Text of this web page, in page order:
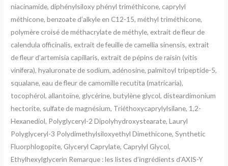
niacinamide, diphénylsiloxy phényl triméthicone, caprylyl
méthicone, benzoate d’alkyle en C12-15, méthyl triméthicone,
polymère croisé de méthacrylate de méthyle, extrait de fleur de
calendula officinalis, extrait de feuille de camellia sinensis, extrait
de fleur d’artemisia capillaris, extrait de pépins de raisin (vitis
vinifera), hyaluronate de sodium, adénosine, palmitoyl tripeptide-5,
squalane, eau de fleur de camomille recutita (matricaria),
tocophérol, allantoïne, glycérine, butylène glycol, disteardimonium
hectorite, sulfate de magnésium, Triéthoxycaprylylsilane, 1,2-
Hexanediol, Polyglyceryl-2 Dipolyhydroxystearate, Lauryl
Polyglyceryl-3 Polydimethylsiloxyethyl Dimethicone, Synthetic
Fluorphlogopite, Glyceryl Caprylate, Caprylyl Glycol,
Ethylhexylglycerin Remarque : les listes d’ingrédients d’AXIS-Y